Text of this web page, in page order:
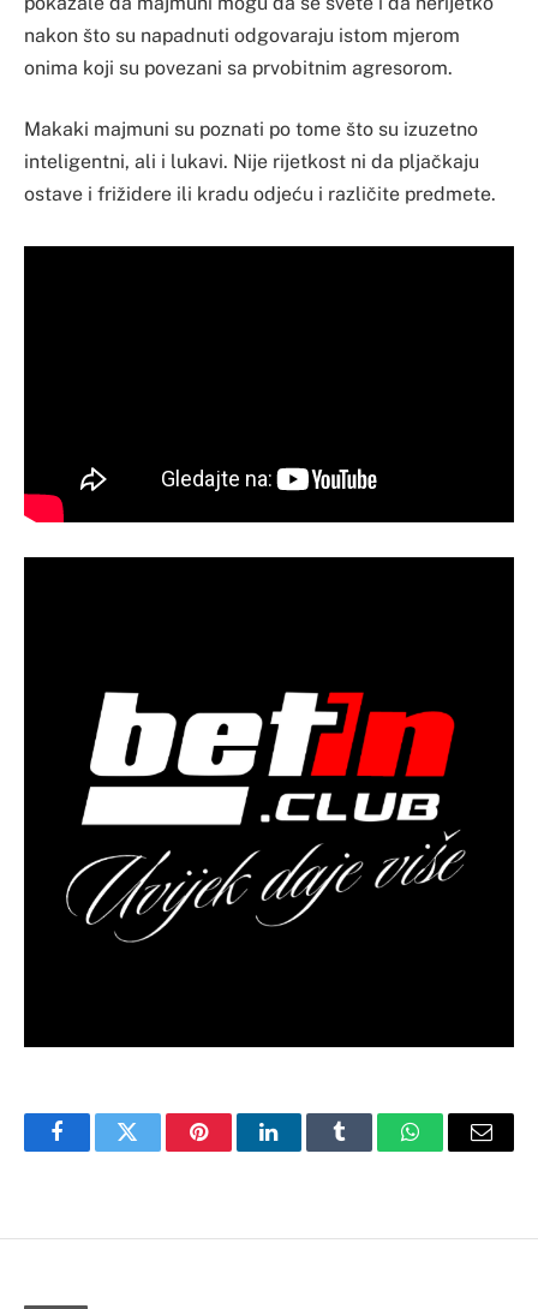
nakon što su napadnuti odgovaraju istom mjerom
onima koji su povezani sa prvobitnim agresorom.
Makaki majmuni su poznati po tome što su izuzetno
inteligentni, ali i lukavi. Nije rijetkost ni da pljačkaju
ostave i frižidere ili kradu odjeću i različite predmete.
FacebookTwitter PinterestLinkedInTumblr WhatsAppEmail